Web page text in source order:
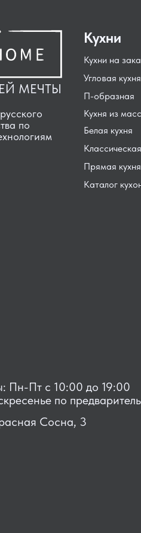
Пн-Пт с 10:00 до 19:00
по
Сосна, 3
по
МЕЧТЫ
Кухня из
Угловая кухня
Кухни на
П-образная
Белая кухня
Кухни
Прямая кухня
Каталог